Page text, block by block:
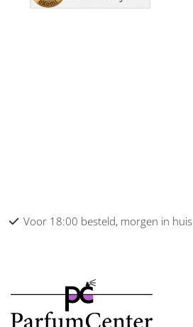
Comptoir Sud Pacifique heren
Voor 18:00 besteld, morgen in huis